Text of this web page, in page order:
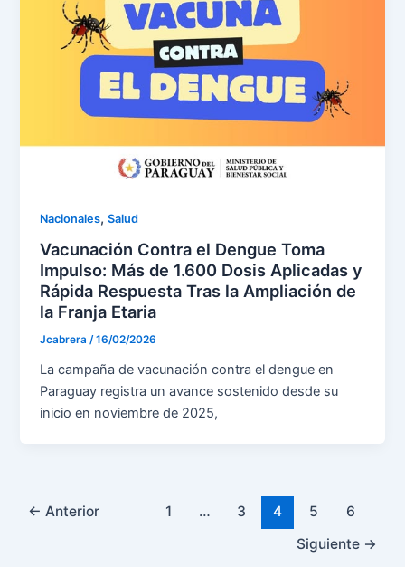
Nacionales,Salud
Vacunación Contra el Dengue Toma
Impulso: Más de 1.600 Dosis Aplicadas y
Rápida Respuesta Tras la Ampliación de
la Franja Etaria
Jcabrera/16/02/2026
La campaña de vacunación contra el dengue en
Paraguay registra un avance sostenido desde su
inicio en noviembre de 2025,
← Anterior 1 … 3 4 5
6
Siguiente →